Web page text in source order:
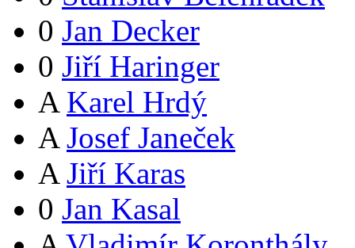
0 Jan Decker
0 Jiří Haringer
A Karel Hrdý
A Josef Janeček
A Jiří Karas
0 Jan Kasal